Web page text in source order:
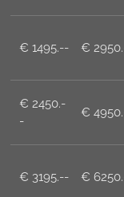
€ 1495.-- €
€ 2450.-
-
€
€ 3195.-- €